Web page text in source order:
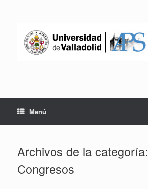
Menú
Archivos de la categoría:
Congresos